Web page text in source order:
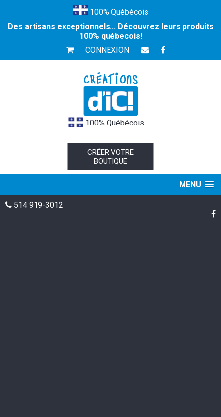
100% Québécois
Des artisans exceptionnels... Découvrez leurs produits
100% québecois!
CONNEXION
100% Québécois
CRÉER VOTRE
BOUTIQUE
MENU
514 919-3012